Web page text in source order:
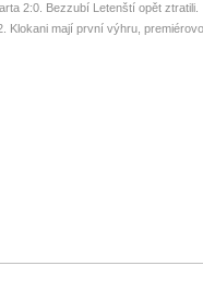
2:0. Bezzubí Letenští opět ztratili.
Klokani mají první výhru,